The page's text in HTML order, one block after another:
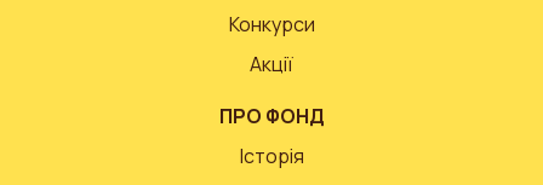
Конкурси
Акції
ПРО ФОНД
Історія